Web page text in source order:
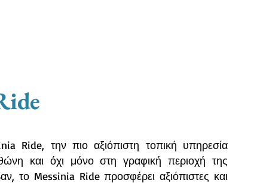
Ride, την πιο αξιόπιστη τοπική υπηρεσία
και όχι μόνο στη γραφική περιοχή της
το Messinia Ride προσφέρει αξιόπιστες και